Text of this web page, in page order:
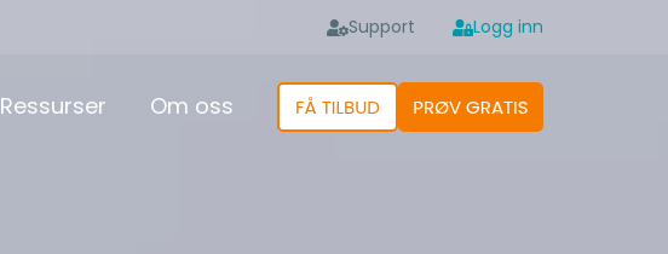
Support Logg inn
Ressurser Om oss